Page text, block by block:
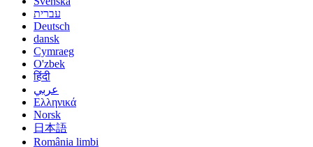
עברית
Deutsch
dansk
Cymraeg
O'zbek
हिंदी
عربي
Ελληνικά
Norsk
日本語
România limbi